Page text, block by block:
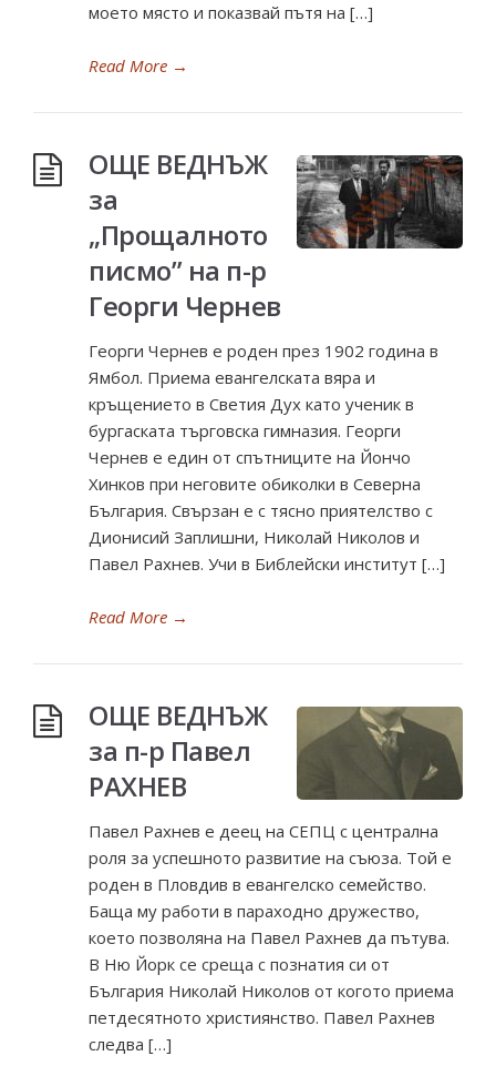
моето място и показвай пътя на […]
Read More →
ОЩЕ ВЕДНЪЖ
за
„Прощалното
писмо” на п-р
Георги Чернев
Георги Чернев е роден през 1902 година в
Ямбол. Приема евангелската вяра и
кръщението в Светия Дух като ученик в
бургаската търговска гимназия. Георги
Чернев е един от спътниците на Йончо
Хинков при неговите обиколки в Северна
България. Свързан е с тясно приятелство с
Дионисий Заплишни, Николай Николов и
Павел Рахнев. Учи в Библейски институт […]
Read More →
ОЩЕ ВЕДНЪЖ
за п-р Павел
РАХНЕВ
Павел Рахнев е деец на СЕПЦ с централна
роля за успешното развитие на съюза. Той е
роден в Пловдив в евангелско семейство.
Баща му работи в параходно дружество,
което позволяна на Павел Рахнев да пътува.
В Ню Йорк се среща с познатия си от
България Николай Николов от когото приема
петдесятното християнство. Павел Рахнев
следва […]